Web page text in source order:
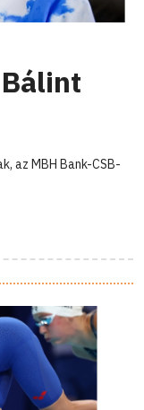
az MBH Bank-CSB-